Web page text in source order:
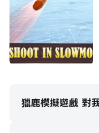
鹿狩獵遊戲🦌
享受特殊的鹿狩獵
成為狩獵模擬器遊戲
興奮的動物狩獵遊
獵鹿模擬遊戲 對